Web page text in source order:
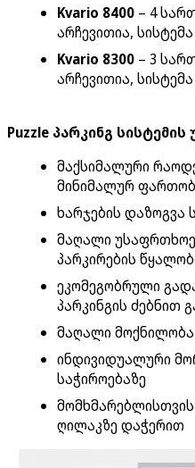
Kvario 8400 – 4
არჩევითია,
Kvario 8300 – 3
არჩევითია,
Puzzle პარკინგ
მაქსიმალური
მინიმალურ
ხარჯების დაზოგვა
მაღალი
პარკირების
ეკომეგობრული
პარკინგის ძებნით
მაღალი
ინდივიდუალური
საჭიროებაზე
ღილაკზე დაჭერით